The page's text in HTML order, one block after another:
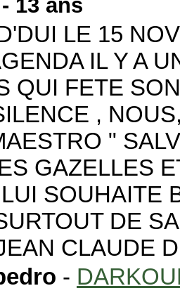
- 13 ans
LE 15
IL Y A
QUI FETE
,
"
GAZELLES
SOUHAITE
DE
CLAUDE
-